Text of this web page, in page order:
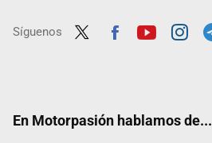
Síguenos
En Motorpasión hablamos de...